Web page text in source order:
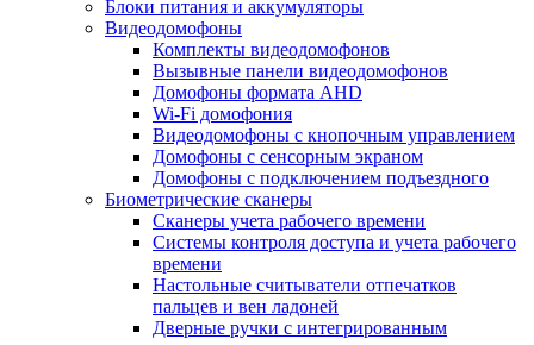
Блоки питания и аккумуляторы
Видеодомофоны
Комплекты видеодомофонов
Вызывные панели видеодомофонов
Домофоны формата AHD
Wi-Fi домофония
Видеодомофоны с кнопочным управлением
Домофоны с сенсорным экраном
Домофоны с подключением подъездного
Биометрические сканеры
Сканеры учета рабочего времени
Системы контроля доступа и учета рабочего
времени
Настольные считыватели отпечатков
пальцев и вен ладоней
Дверные ручки с интегрированным